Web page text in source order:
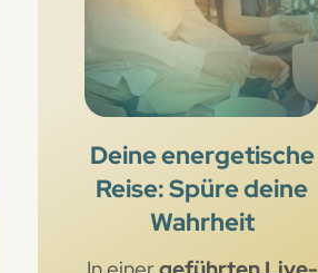
Deine energetische
Reise: Spüre deine
Wahrheit